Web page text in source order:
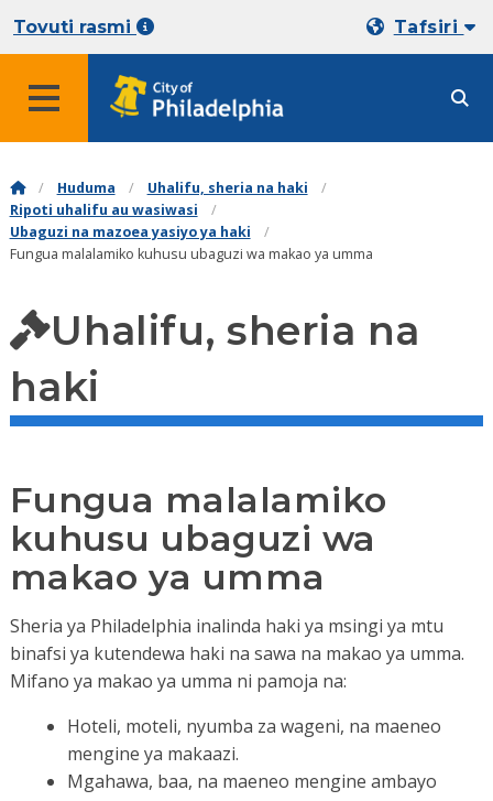
Tovuti rasmi Tafsiri
Huduma
Uhalifu, sheria na haki
Ripoti uhalifu au wasiwasi
Ubaguzi na mazoea yasiyo ya haki
Fungua malalamiko kuhusu ubaguzi wa makao ya umma
Uhalifu, sheria na
haki
Fungua malalamiko
kuhusu ubaguzi wa
makao ya umma
Sheria ya Philadelphia inalinda haki ya msingi ya mtu
binafsi ya kutendewa haki na sawa na makao ya umma.
Mifano ya makao ya umma ni pamoja na:
Hoteli, moteli, nyumba za wageni, na maeneo
mengine ya makaazi.
Mgahawa, baa, na maeneo mengine ambayo